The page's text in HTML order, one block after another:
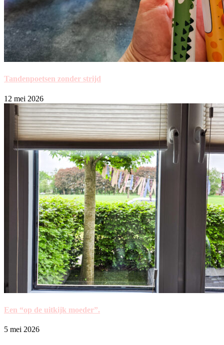
Tandenpoetsen zonder strijd
12 mei 2026
Een “op de uitkijk moeder”.
5 mei 2026